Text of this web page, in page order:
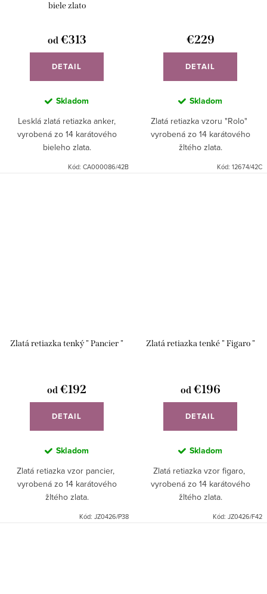
biele zlato
od€313
DETAIL
Skladom
Lesklá zlatá retiazka anker,
vyrobená zo 14 karátového
bieleho zlata.
Kód: CA000086/42B
€229
DETAIL
Skladom
Zlatá retiazka vzoru "Rolo"
vyrobená zo 14 karátového
žltého zlata.
Kód: 12674/42C
Zlatá retiazka tenký " Pancier "
od €192
DETAIL
Skladom
Zlatá retiazka vzor pancier,
vyrobená zo 14 karátového
žltého zlata.
Kód: JZ0426/P38
Zlatá retiazka tenké " Figaro "
od€196
DETAIL
Skladom
Zlatá retiazka vzor figaro,
vyrobená zo 14 karátového
žltého zlata.
Kód: JZ0426/F42